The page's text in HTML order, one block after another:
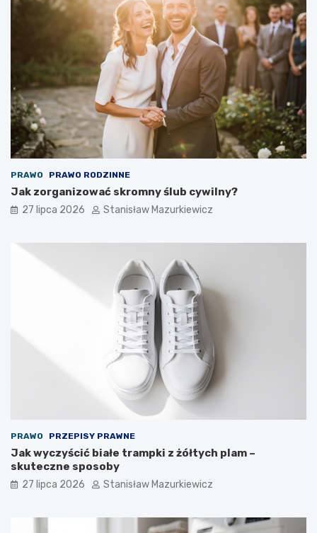
PRAWO PRAWO RODZINNE
Jak zorganizować skromny ślub cywilny?
27 lipca 2026 Stanisław Mazurkiewicz
PRAWO PRZEPISY PRAWNE
Jak wyczyścić białe trampki z żółtych plam –
skuteczne sposoby
27 lipca 2026 Stanisław Mazurkiewicz